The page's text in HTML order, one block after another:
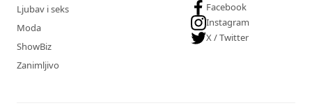
Ljubav i seks
Moda
ShowBiz
Zanimljivo
Facebook
Instagram
X / Twitter